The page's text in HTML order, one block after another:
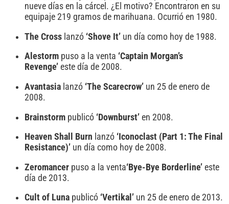
nueve días en la cárcel. ¿El motivo? Encontraron en su
equipaje 219 gramos de marihuana. Ocurrió en 1980.
The Cross lanzó ‘Shove It’ un día como hoy de 1988.
Alestorm puso a la venta ‘Captain Morgan’s
Revenge’ este día de 2008.
Avantasia lanzó ‘The Scarecrow’ un 25 de enero de
2008.
Brainstorm publicó ‘Downburst’ en 2008.
Heaven Shall Burn lanzó ‘Iconoclast (Part 1: The Final
Resistance)’ un día como hoy de 2008.
Zeromancer puso a la venta‘Bye-Bye Borderline’ este
día de 2013.
Cult of Luna publicó ‘Vertikal’ un 25 de enero de 2013.